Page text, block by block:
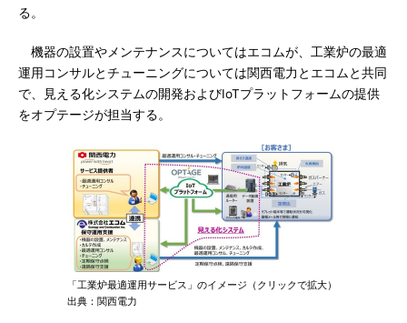
る。
機器の設置やメンテナンスについてはエコムが、工業炉の最適
運用コンサルとチューニングについては関西電力とエコムと共同
で、見える化システムの開発およびIoTプラットフォームの提供
をオプテージが担当する。
「工業炉最適運用サービス」のイメージ（クリックで拡大）
出典：関西電力